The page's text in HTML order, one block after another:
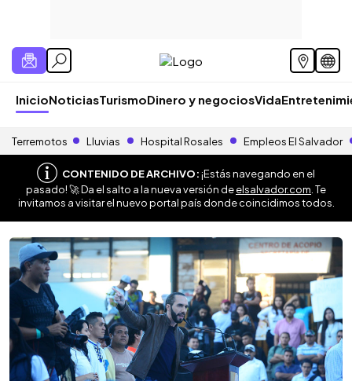
InicioNoticiasTurismoDinero y negociosVida
Terremotos Lluvias Hospital Rosales Empleos El Salvador
CONTENIDO DE ARCHIVO:¡Estás navegando en el
pasado! 🚀 Da el salto a la nueva versión deelsalvador.com . Te
invitamos a visitar el nuevo portal país donde coincidimos todos.